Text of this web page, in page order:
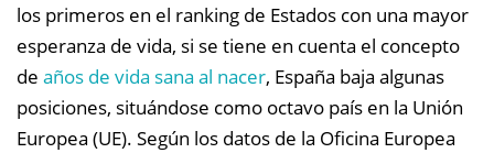
los primeros en el ranking de Estados con una mayor
esperanza de vida, si se tiene en cuenta el concepto
de años de vida sana al nacer, España baja algunas
posiciones, situándose como octavo país en la Unión
Europea (UE). Según los datos de la Oficina Europea